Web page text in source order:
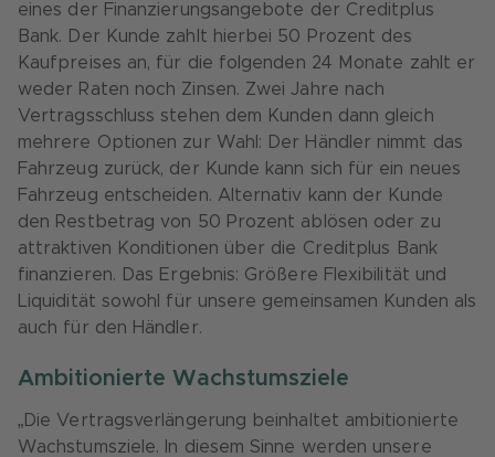
eines der Finanzierungsangebote der Creditplus
Bank. Der Kunde zahlt hierbei 50 Prozent des
Kaufpreises an, für die folgenden 24 Monate zahlt er
weder Raten noch Zinsen. Zwei Jahre nach
Vertragsschluss stehen dem Kunden dann gleich
mehrere Optionen zur Wahl: Der Händler nimmt das
Fahrzeug zurück, der Kunde kann sich für ein neues
Fahrzeug entscheiden. Alternativ kann der Kunde
den Restbetrag von 50 Prozent ablösen oder zu
attraktiven Konditionen über die Creditplus Bank
finanzieren. Das Ergebnis: Größere Flexibilität und
Liquidität sowohl für unsere gemeinsamen Kunden als
auch für den Händler.
Ambitionierte Wachstumsziele
„Die Vertragsverlängerung beinhaltet ambitionierte
Wachstumsziele. In diesem Sinne werden unsere